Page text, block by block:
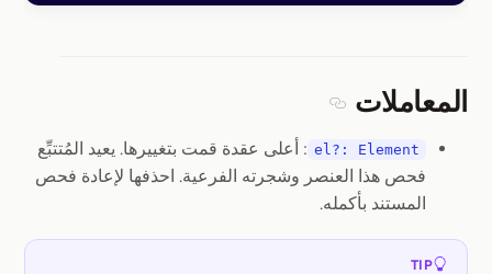
المعاملات
el?: Element : أعلى عقدة قمت بتغييرها. يعيد المُتتبِّع
فحص هذا العنصر وشجرته الفرعية. احذفها لإعادة فحص
المستند بأكمله.
TIP